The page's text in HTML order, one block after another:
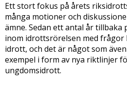
Ett stort fokus på årets
många motioner och
ämne. Sedan ett antal år
inom idrottsrörelsen med
idrott, och det är något som
exempel i form av nya riktlinjer
ungdomsidrott.